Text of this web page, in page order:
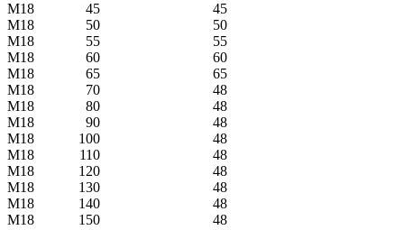
M18
45
45
M18
50
50
M18
55
55
M18
60
60
M18
65
65
M18
70
48
M18
80
48
M18
90
48
M18
100
48
M18
110
48
M18
120
48
M18
130
48
M18
140
48
M18
150
48